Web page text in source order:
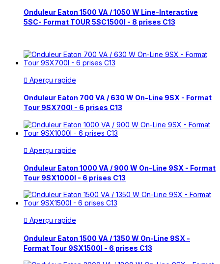
Onduleur Eaton 1500 VA / 1050 W Line-Interactive
5SC- Format TOUR 5SC1500I - 8 prises C13
 Aperçu rapide
Onduleur Eaton 700 VA / 630 W On-Line 9SX - Format
Tour 9SX700I - 6 prises C13
 Aperçu rapide
Onduleur Eaton 1000 VA / 900 W On-Line 9SX - Format
Tour 9SX1000I - 6 prises C13
 Aperçu rapide
Onduleur Eaton 1500 VA / 1350 W On-Line 9SX -
Format Tour 9SX1500I - 6 prises C13